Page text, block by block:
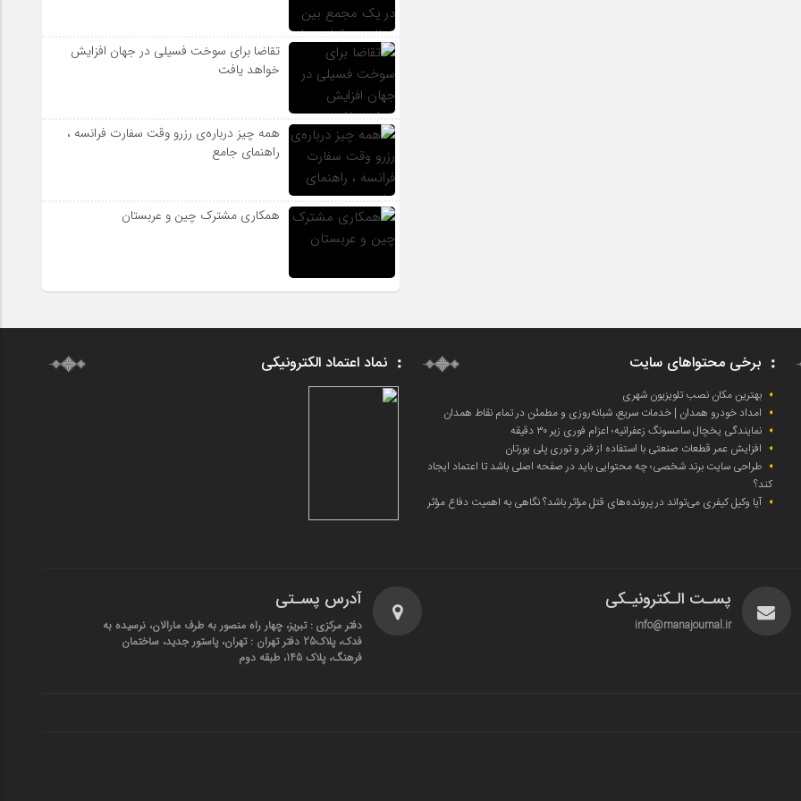
تقاضا برای سوخت فسیلی در جهان افزایش
خواهد یافت
همه چیز درباره‌ی رزرو وقت سفارت فرانسه ،
راهنمای جامع
همکاری مشترک چین و عربستان
برخی محتواهای سایت
بهترین مکان نصب تلویزیون شهری
امداد خودرو همدان | خدمات سریع، شبانه‌روزی و مطمئن در تمام نقاط همدان
نمایندگی یخچال سامسونگ زعفرانیه؛ اعزام فوری زیر ۳۰ دقیقه
افزایش عمر قطعات صنعتی با استفاده از فنر و توری پلی یورتان
طراحی سایت برند شخصی؛ چه محتوایی باید در صفحه اصلی باشد تا اعتماد ایجاد
کند؟
آیا وکیل کیفری می‌تواند در پرونده‌های قتل مؤثر باشد؟ نگاهی به اهمیت دفاع مؤثر
نماد اعتماد الکترونیکی
پسـت الـکترونیـکی
info@manajournal.ir
آدرس پسـتی
دفتر مرکزی : تبریز، چهار راه منصور به طرف مارالان، نرسیده به
فدک، پلاک25 دفتر تهران : تهران، پاستور جدید، ساختمان
فرهنگ، پلاک 145، طبقه دوم